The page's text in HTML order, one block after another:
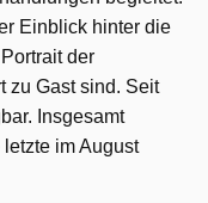
Einblick hinter die
der
zu Gast sind. Seit
Insgesamt
im August